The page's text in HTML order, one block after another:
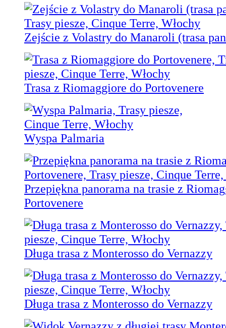
Zejście z Volastry do Manaroli (trasa
Trasa z Riomaggiore do Portovenere
Wyspa Palmaria
Przepiękna panorama na trasie z
Portovenere
Długa trasa z Monterosso do Vernazzy
Długa trasa z Monterosso do Vernazzy